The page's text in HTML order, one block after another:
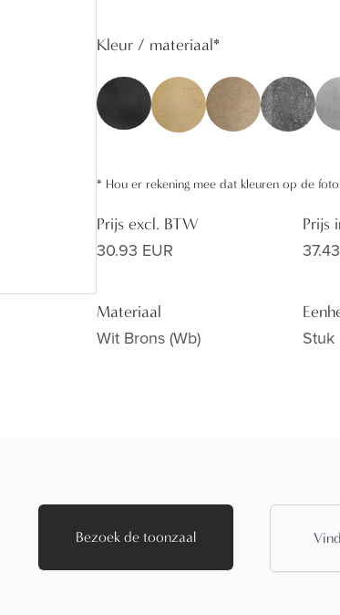
Kleur / materiaal *
* Hou er rekening mee dat kleuren op de
Prijs excl. BTW
30.93 EUR
Prijs
Materiaal
Wit Brons (wb) Stuk
Bezoek de toonzaal